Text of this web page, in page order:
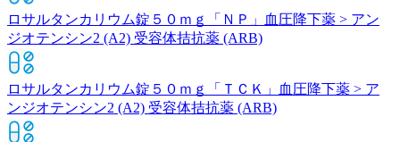
ロサルタンカリウム錠５０ｍｇ「ＮＰ」
血圧降下薬 > アン
ジオテンシン2 (A2) 受容体拮抗薬 (ARB)
ロサルタンカリウム錠５０ｍｇ「ＴＣＫ」
血圧降下薬 > ア
ンジオテンシン2 (A2) 受容体拮抗薬 (ARB)